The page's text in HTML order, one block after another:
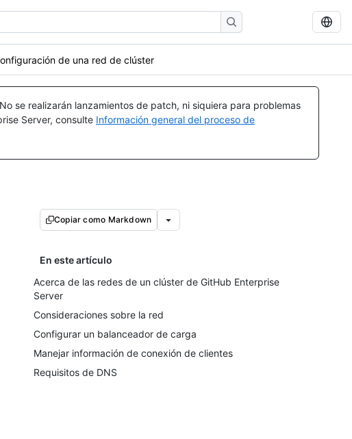
de una red de clúster
se realizarán lanzamientos de patch, ni siquiera para problemas
Server, consulte Información general del proceso de
Copiar como Markdown
En este artículo
Acerca de las redes de un clúster de GitHub Enterprise
Server
Consideraciones sobre la red
Configurar un balanceador de carga
Manejar información de conexión de clientes
Requisitos de DNS